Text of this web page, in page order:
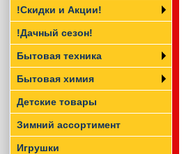
!Скидки и Акции!
!Дачный сезон!
Бытовая техника
Бытовая химия
Детские товары
Зимний ассортимент
Игрушки